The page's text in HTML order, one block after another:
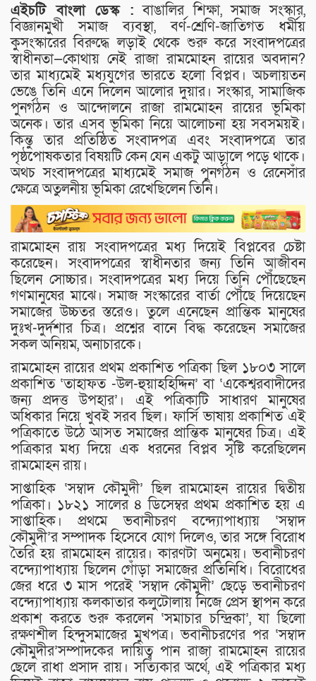
এইচটি বাংলা ডেস্ক : বাঙালির শিক্ষা, সমাজ সংস্কার,
বিজ্ঞানমুখী সমাজ ব্যবস্থা, বর্ণ-শ্রেণি-জাতিগত ধর্মীয়
কুসংস্কারের বিরুদ্ধে লড়াই থেকে শুরু করে সংবাদপত্রের
স্বাধীনতা—কোথায় নেই রাজা রামমোহন রায়ের অবদান?
তার মাধ্যমেই মধ্যযুগের ভারতে হলো বিপ্লব। অচলায়তন
ভেঙে তিনি এনে দিলেন আলোর দুয়ার। সংস্কার, সামাজিক
পুনর্গঠন ও আন্দোলনে রাজা রামমোহন রায়ের ভূমিকা
অনেক। তার এসব ভূমিকা নিয়ে আলোচনা হয় সবসময়ই।
কিন্তু তার প্রতিষ্ঠিত সংবাদপত্র এবং সংবাদপত্রে তার
পৃষ্ঠপোষকতার বিষয়টি কেন যেন একটু আড়ালে পড়ে থাকে।
অথচ সংবাদপত্রের মাধ্যমেই সমাজ পুনর্গঠন ও রেনেসাঁর
ক্ষেত্রে অতুলনীয় ভূমিকা রেখেছিলেন তিনি।
রামমোহন রায় সংবাদপত্রের মধ্য দিয়েই বিপ্লবের চেষ্টা
করেছেন। সংবাদপত্রের স্বাধীনতার জন্য তিনি আজীবন
ছিলেন সোচ্চার। সংবাদপত্রের মধ্য দিয়ে তিনি পৌঁছেছেন
গণমানুষের মাঝে। সমাজ সংস্কারের বার্তা পৌঁছে দিয়েছেন
সমাজের উচ্চতর স্তরেও। তুলে এনেছেন প্রান্তিক মানুষের
দুঃখ-দুর্দশার চিত্র। প্রশ্নের বানে বিদ্ধ করেছেন সমাজের
সকল অনিয়ম, অনাচারকে।
রামমোহন রায়ের প্রথম প্রকাশিত পত্রিকা ছিল ১৮০৩ সালে
প্রকাশিত ‘তাহাফত -উল-হুয়াহহিদ্দিন’ বা ‘একেশ্বরবাদীদের
জন্য প্রদত্ত উপহার’। এই পত্রিকাটি সাধারণ মানুষের
অধিকার নিয়ে খুবই সরব ছিল। ফার্সি ভাষায় প্রকাশিত এই
পত্রিকাতে উঠে আসত সমাজের প্রান্তিক মানুষের চিত্র। এই
পত্রিকার মধ্য দিয়ে এক ধরনের বিপ্লব সৃষ্টি করেছিলেন
রামমোহন রায়।
সাপ্তাহিক ‘সম্বাদ কৌমুদী’ ছিল রামমোহন রায়ের দ্বিতীয়
পত্রিকা। ১৮২১ সালের ৪ ডিসেম্বর প্রথম প্রকাশিত হয় এ
সাপ্তাহিক। প্রথমে ভবানীচরণ বন্দ্যোপাধ্যায় ‘সম্বাদ
কৌমুদী’র সম্পাদক হিসেবে যোগ দিলেও, তার সঙ্গে বিরোধ
তৈরি হয় রামমোহন রায়ের। কারণটা অনুমেয়। ভবানীচরণ
বন্দ্যোপাধ্যায় ছিলেন গোঁড়া সমাজের প্রতিনিধি। বিরোধের
জের ধরে ৩ মাস পরেই ‘সম্বাদ কৌমুদী’ ছেড়ে ভবানীচরণ
বন্দ্যোপাধ্যায় কলকাতার কলুটোলায় নিজে প্রেস স্থাপন করে
প্রকাশ করতে শুরু করলেন ‘সমাচার চন্দ্রিকা’, যা ছিলো
রক্ষণশীল হিন্দুসমাজের মুখপত্র। ভবানীচরণের পর ‘সম্বাদ
কৌমুদীর’সম্পাদকের দায়িত্ব পান রাজা রামমোহন রায়ের
ছেলে রাধা প্রসাদ রায়। সত্যিকার অর্থে, এই পত্রিকার মধ্য